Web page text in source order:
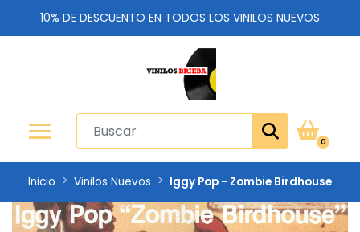
10% DE DESCUENTO EN TODOS LOS VINILOS NUEVOS
0
Inicio Vinilos Nuevos Iggy Pop - Zombie Birdhouse